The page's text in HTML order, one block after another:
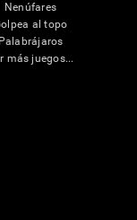
Nenúfares
al topo
Palabrájaros
más juegos...